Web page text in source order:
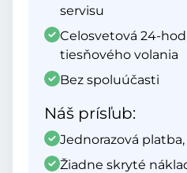
servisu
Celosvetová 24-
tiesňového volania
Bez spoluúčasti
Náš prísľub:
Jednorazová
Žiadne skryté